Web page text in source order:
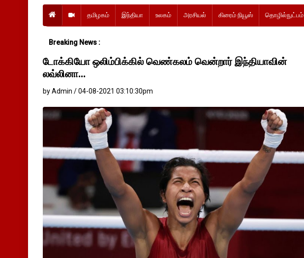
தமிழகம் இந்தியா உலகம் அரசியல் கிரைம் நியூஸ் தொழில்நுட்பம்
Breaking News :
டோக்கியோ ஒலிம்பிக்கில் வெண்கலம் வென்றார் இந்தியாவின்
லவ்லினா...
by Admin / 04-08-2021 03:10:30pm